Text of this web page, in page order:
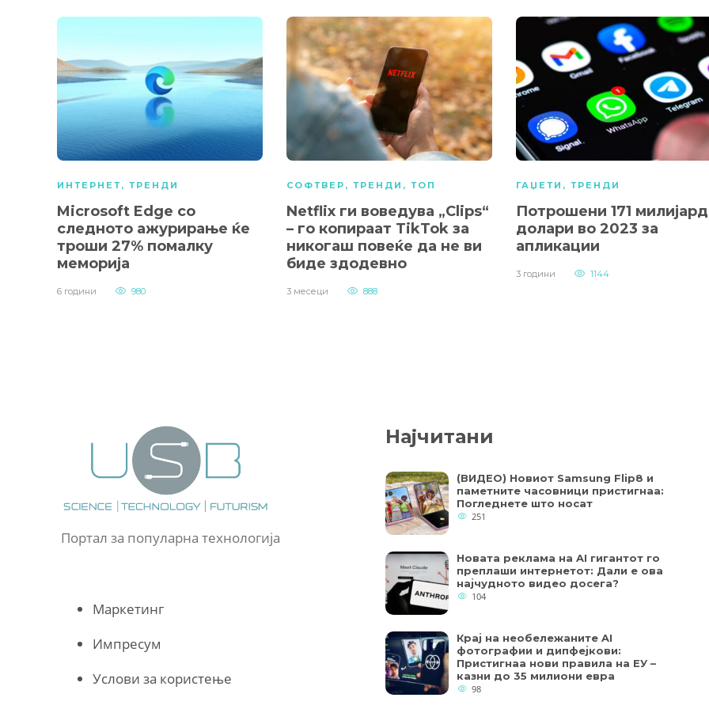
ИНТЕРНЕТ, ТРЕНДИ
Microsoft Edge со
следното ажурирање ќе
троши 27% помалку
меморија
6 години 980
СОФТВЕР , ТРЕНДИ , ТОП
Netflix ги воведува „Clips“
– го копираат TikTok за
никогаш повеќе да не ви
биде здодевно
3 месеци 888
ГАЏЕТИ , ТРЕНДИ
Потрошени 171
долари во 2023 за
апликации
3 години 1144
Портал за популарна технологија
Маркетинг
Импресум
Услови за користење
Најчитани
(ВИДЕО) Новиот Samsung Flip8 и
паметните часовници пристигнаа:
Погледнете што носат
251
Новата реклама на AI гигантот го
преплаши интернетот: Дали е ова
најчудното видео досега?
104
Крај на необележаните AI
фотографии и дипфејкови:
Пристигнаа нови правила на ЕУ –
казни до 35 милиони евра
98